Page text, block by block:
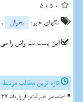
5.0
/
5
تگهای خبر:
بحران ,
این پست نت واش را
تازه ترین مطالب مرتبط
اختصاصی خبرآنلاین از واردات ۲۷ میلیون لیتری تا برگشت ناترازی